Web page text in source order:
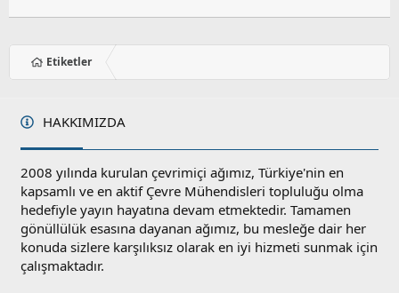
Etiketler
HAKKIMIZDA
2008 yılında kurulan çevrimiçi ağımız, Türkiye'nin en
kapsamlı ve en aktif Çevre Mühendisleri topluluğu olma
hedefiyle yayın hayatına devam etmektedir. Tamamen
gönüllülük esasına dayanan ağımız, bu mesleğe dair her
konuda sizlere karşılıksız olarak en iyi hizmeti sunmak için
çalışmaktadır.